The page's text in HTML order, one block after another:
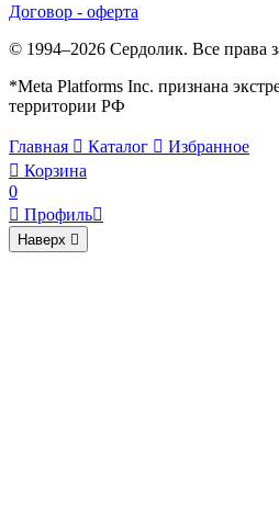
Договор - оферта
© 1994–2026 Сердолик. Все права
*Meta Platforms Inc. признана
территории РФ
Главная  Каталог  Избранное
 Корзина
0
 Профиль
Наверх 